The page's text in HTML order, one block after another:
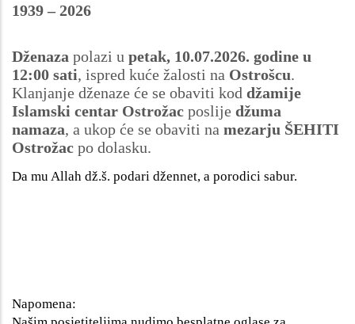
1939 – 2026
Dženaza polazi u petak, 10.07.2026. godine u
12:00 sati, ispred kuće žalosti na Ostrošcu.
Klanjanje dženaze će se obaviti kod džamije
Islamski centar Ostrožac poslije džuma
namaza, a ukop će se obaviti na mezarju ŠEHITI
Ostrožac po dolasku.
Da mu Allah dž.š. podari džennet, a porodici sabur.
Napomena: